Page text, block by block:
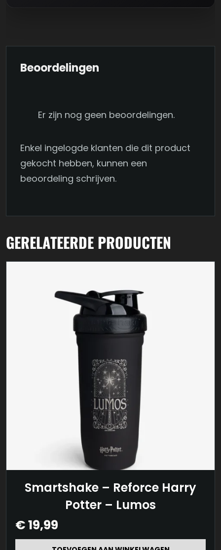
Beoordelingen
Er zijn nog geen beoordelingen.
Enkel ingelogde klanten die dit product
gekocht hebben, kunnen een
beoordeling schrijven.
GERELATEERDE PRODUCTEN
Smartshake – Reforce Harry
Potter – Lumos
€19,99